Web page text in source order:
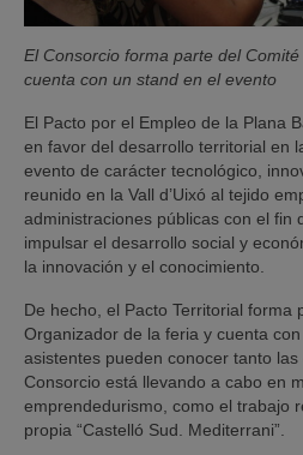
El Consorcio forma parte del
cuenta con un stand en el evento
El Pacto por el Empleo de la Plana
en favor del desarrollo territorial en
evento de carácter tecnológico,
reunido en la Vall d’Uixó al tejido
administraciones públicas con el fin
impulsar el desarrollo social y
la innovación y el conocimiento.
De hecho, el Pacto Territorial forma
Organizador de la feria y cuenta
asistentes pueden conocer tanto
Consorcio está llevando a cabo en
emprendedurismo, como el trabajo
propia “Castelló Sud. Mediterrani”.